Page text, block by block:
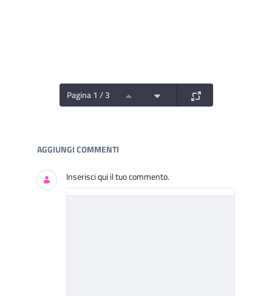
Pagina 1 / 3
Documenti e Media
AGGIUNGI COMMENTI
Inserisci qui il tuo commento.